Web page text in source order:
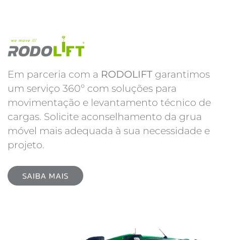
Em parceria com a RODOLIFT garantimos
um serviço 360º com soluções para
movimentação e levantamento técnico de
cargas. Solicite aconselhamento da grua
móvel mais adequada à sua necessidade e
projeto.